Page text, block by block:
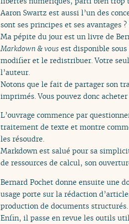
Aaron Swartz est aussi l’un des
sont ses principes et ses avantages
Ma pépite du jour est un livre de
Markdown & vous est disponible
modifier et le redistribuer. Votre
l’auteur.
Notons que le fait de partager son
imprimés. Vous pouvez donc
L’ouvrage commence par
traitement de texte et montre
les résoudre.
Markdown est salué pour sa
de ressources de calcul, son
Bernard Pochet donne ensuite une
usage porte sur la rédaction
production de documents structurés.
Enfin, il passe en revue les outils